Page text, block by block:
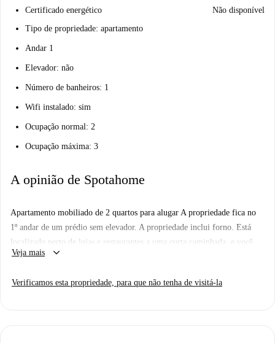
Certificado energético
Não disponível
Tipo de propriedade: apartamento
Andar 1
Elevador: não
Número de banheiros: 1
Wifi instalado: sim
Ocupação normal: 2
Ocupação máxima: 3
A opinião de Spotahome
Apartamento mobiliado de 2 quartos para alugar A propriedade fica no
1º andar de um prédio sem elevador. A propriedade inclui forno. Está
localizado perto de lojas e restaurantes a uma curta caminhada, e você
pode encontrar transportes nas proximidades, permitindo fácil acesso a
Veja mais keyboard_arrow_down
Verificamos esta propriedade, para que não tenha de visitá-la